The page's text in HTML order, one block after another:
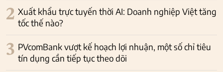
2 Xuất khẩu trực tuyến thời AI: Doanh nghiệp Việt tăng
tốc thế nào?
3 PVcomBank vượt kế hoạch lợi nhuận, một số chỉ tiêu
tín dụng cần tiếp tục theo dõi